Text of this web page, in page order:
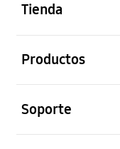
Tienda
Productos
Soporte